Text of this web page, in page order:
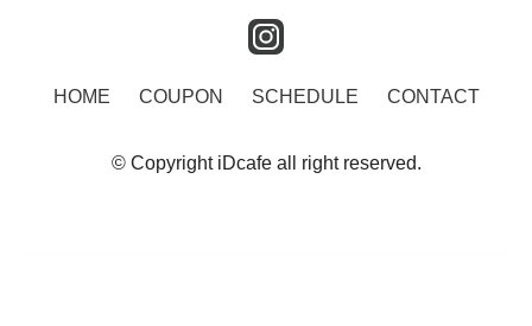
HOME COUPON SCHEDULE CONTACT
© Copyright iDcafe all right reserved.